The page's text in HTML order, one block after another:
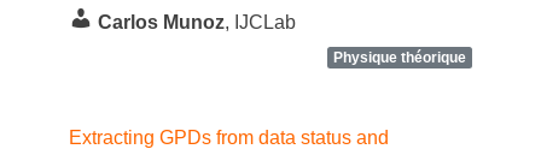
Carlos Munoz, IJCLab
Physique théorique
Extracting GPDs from data status and